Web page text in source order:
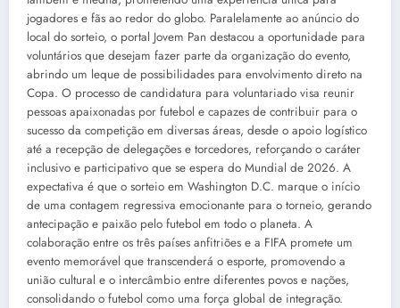
jogadores e fãs ao redor do globo. Paralelamente ao anúncio do
local do sorteio, o portal Jovem Pan destacou a oportunidade para
voluntários que desejam fazer parte da organização do evento,
abrindo um leque de possibilidades para envolvimento direto na
Copa. O processo de candidatura para voluntariado visa reunir
pessoas apaixonadas por futebol e capazes de contribuir para o
sucesso da competição em diversas áreas, desde o apoio logístico
até a recepção de delegações e torcedores, reforçando o caráter
inclusivo e participativo que se espera do Mundial de 2026. A
expectativa é que o sorteio em Washington D.C. marque o início
de uma contagem regressiva emocionante para o torneio, gerando
antecipação e paixão pelo futebol em todo o planeta. A
colaboração entre os três países anfitriões e a FIFA promete um
evento memorável que transcenderá o esporte, promovendo a
união cultural e o intercâmbio entre diferentes povos e nações,
consolidando o futebol como uma força global de integração.